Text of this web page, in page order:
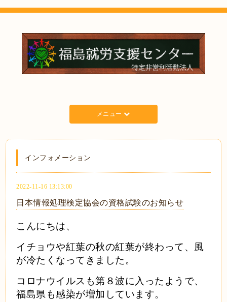
メニュー
インフォメーション
2022-11-16 13:13:00
日本情報処理検定協会の資格試験のお知らせ
こんにちは、
イチョウや紅葉の秋の紅葉が終わって、風
が冷たくなってきました。
コロナウイルスも第８波に入ったようで、
福島県も感染が増加しています。